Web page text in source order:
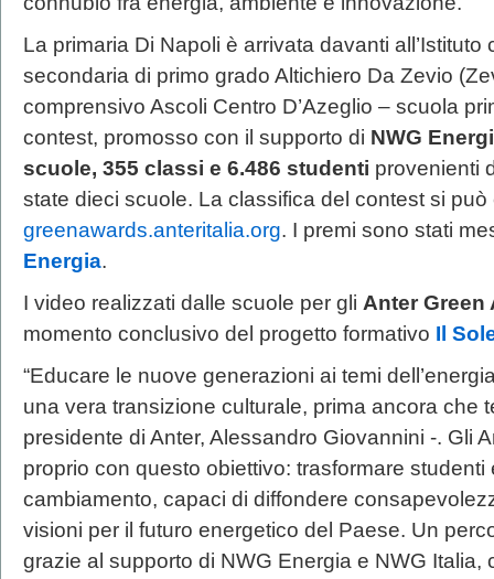
La primaria Di Napoli è arrivata davanti
secondaria di primo grado Altichiero Da Zevio
comprensivo Ascoli Centro D’Azeglio – scuola
contest, promosso con il supporto di NWG
scuole, 355 classi e 6.486 studenti provenienti
state dieci scuole. La classifica del contest si
greenawards.anteritalia.org. I premi sono stati
Energia.
I video realizzati dalle scuole per gli Anter Green
momento conclusivo del progetto formativo Il
“Educare le nuove generazioni ai temi
una vera transizione culturale, prima ancora che
presidente di Anter, Alessandro Giovannini -. Gli
proprio con questo obiettivo: trasformare
cambiamento, capaci di diffondere
visioni per il futuro energetico del Paese. Un
grazie al supporto di NWG Energia e NWG